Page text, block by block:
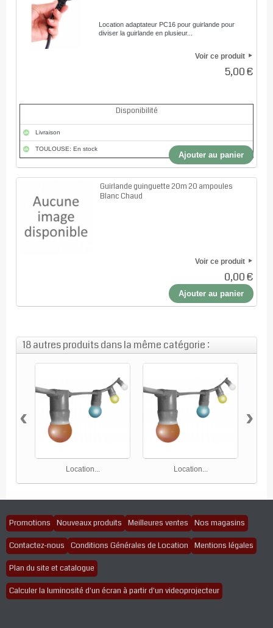
Location adaptateur PC16 pour guirlande pour
diviser la guirlande en plusieur...
Voir ce produit
5,00 €
Disponibilité
Livraison
TOULOUSE: En stock
Ajouter au panier
Guirlande guinguette 20m 20 ampoules
Blanc Chaud
Voir ce produit
0,00 €
Ajouter au panier
18 autres produits dans la même catégorie :
Location... Location...
‹ ›
Promotions Nouveaux produits Meilleures ventes Nos magasins
Contactez-nous Conditions Générales de Location Mentions légales
Plan du site et catalogue
Calculer la luminosité d'un écran à partir d'un videoprojecteur